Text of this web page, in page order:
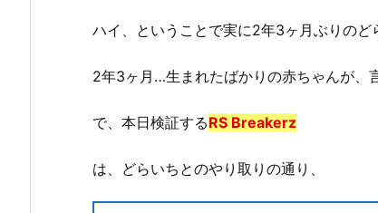
ハイ、ということで実に2年3ヶ月ぶりのど
2年3ヶ月…生まれたばかりの赤ちゃんが、
で、本日検証するRS Breakerz
は、どらいちとのやり取りの通り、